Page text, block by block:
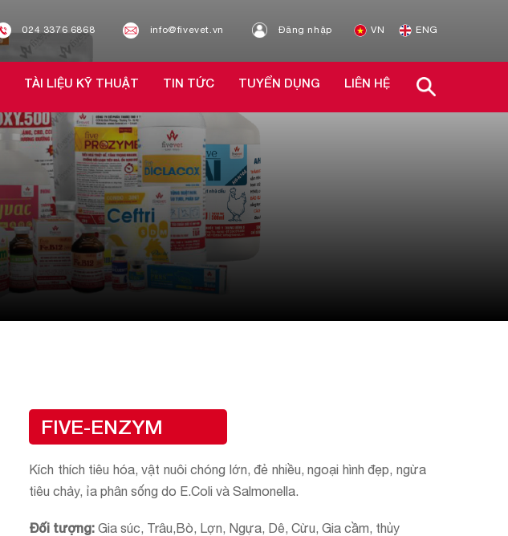
024 3376 6868 info@fivevet.vn Đăng nhập VN ENG
TÀI LIỆU KỸ THUẬT TIN TỨC TUYỂN DỤNG LIÊN HỆ
FIVE-ENZYM
Kích thích tiêu hóa, vật nuôi chóng lớn, đẻ nhiều, ngoại hình đẹp, ngừa
tiêu chảy, ỉa phân sống do E.Coli và Salmonella.
Đối tượng: Gia súc, Trâu,Bò, Lợn, Ngựa, Dê, Cừu, Gia cầm, thủy